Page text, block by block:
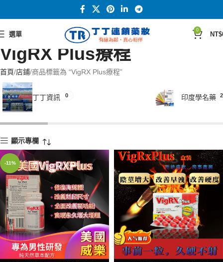
選單
0
NT$
VigRX Plus療程
首頁 店鋪 商品標籤為 “VigRX Plus療程”
丁丁資訊 0 印度學名藥
顯示專欄
-11%